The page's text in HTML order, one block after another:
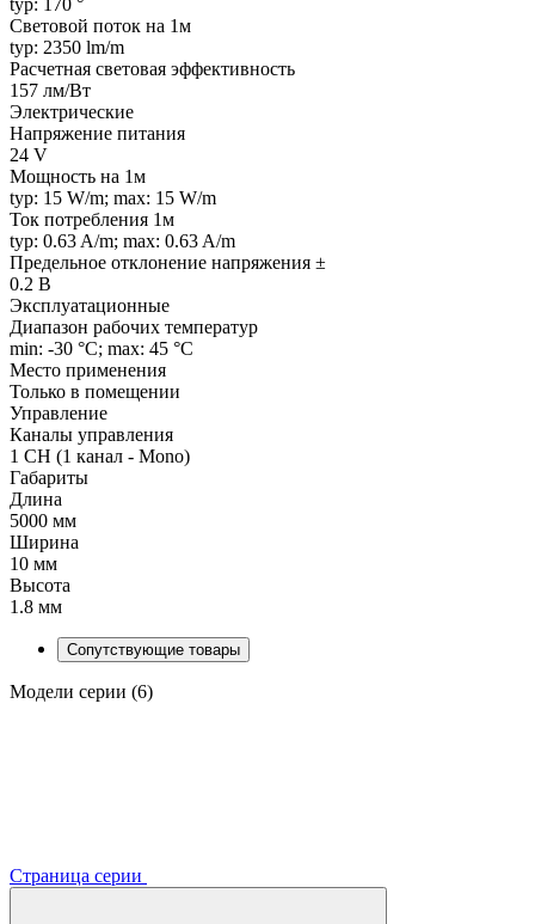
Световой поток на 1м
typ: 2350 lm/m
Расчетная световая эффективность
157 лм/Вт
Электрические
Напряжение питания
24 V
Мощность на 1м
typ: 15 W/m; max: 15 W/m
Ток потребления 1м
typ: 0.63 A/m; max: 0.63 A/m
Предельное отклонение напряжения ±
0.2 В
Эксплуатационные
Диапазон рабочих температур
min: -30 °C; max: 45 °C
Место применения
Только в помещении
Управление
Каналы управления
1 CH (1 канал - Mono)
Габариты
Длина
5000 мм
Ширина
10 мм
Высота
1.8 мм
Сопутствующие товары
Модели серии (6)
Страница серии